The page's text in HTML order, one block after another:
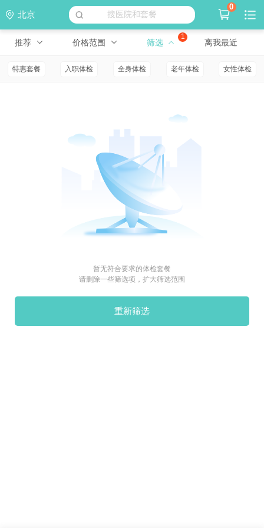
北京 搜医院和套餐
0
推荐 价格范围
1
筛选 离我最近
特惠套餐 入职体检 全身体检 老年体检 女性体检
暂无符合要求的体检套餐
请删除一些筛选项，扩大筛选范围
重新筛选